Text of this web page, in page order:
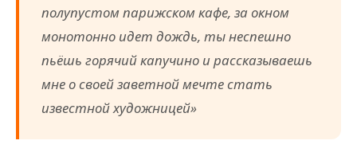
полупустом парижском кафе, за окном
монотонно идет дождь, ты неспешно
пьёшь горячий капучино и рассказываешь
мне о своей заветной мечте стать
известной художницей»